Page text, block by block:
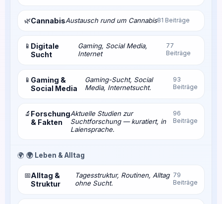
🌿CannabisAustausch rund um Cannabis81 Beiträge
📱 Digitale
Sucht
Gaming, Social Media,
Internet
77
Beiträge
📱 Gaming &
Social Media
Gaming-Sucht, Social
Media, Internetsucht.
93
Beiträge
🔬 Forschung
& Fakten
Aktuelle Studien zur
Suchtforschung — kuratiert, in
Laiensprache.
96
Beiträge
🌍 🌍 Leben & Alltag
📅Alltag &
Struktur
Tagesstruktur, Routinen, Alltag
ohne Sucht.
79
Beiträge